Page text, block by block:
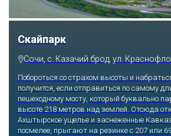
Парк «Ривьера»
Сочи, ул. Егорова, 1/6, микрорайон
Куда бы ни упал взгляд человека, он
что-то интересное, достойное занять
памяти и сердце. В парке множество
скульптур, он всегда утопает в зелени и
детских радостей: горок, каруселей,
Здесь комфортно заниматься спортом: